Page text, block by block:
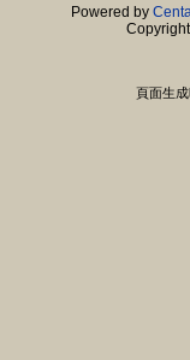
Powered by
頁面生